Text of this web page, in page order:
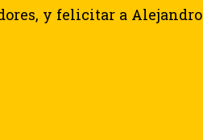
y felicitar a Alejandro